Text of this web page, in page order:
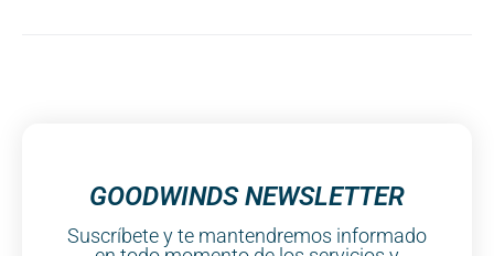
GOODWINDS NEWSLETTER
Suscríbete y te mantendremos informado